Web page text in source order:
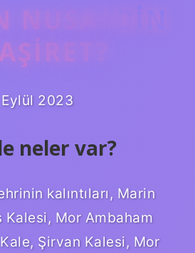
NUSAYBIN
Eylül 2023
neler var?
kalıntıları, Marin
Mor Ambaham
Kale, Şirvan Kalesi, Mor